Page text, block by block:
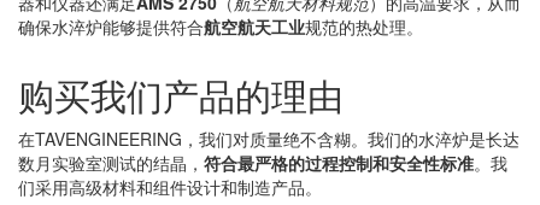
确保水淬炉能够提供符合航空航天工业规范的热处理。
购买我们产品的理由
在TAVENGINEERING，我们对质量绝不含糊。我们的水淬炉是长达
数月实验室测试的结晶， 符合最严格的过程控制和安全性标准。我
们采用高级材料和组件设计和制造产品。